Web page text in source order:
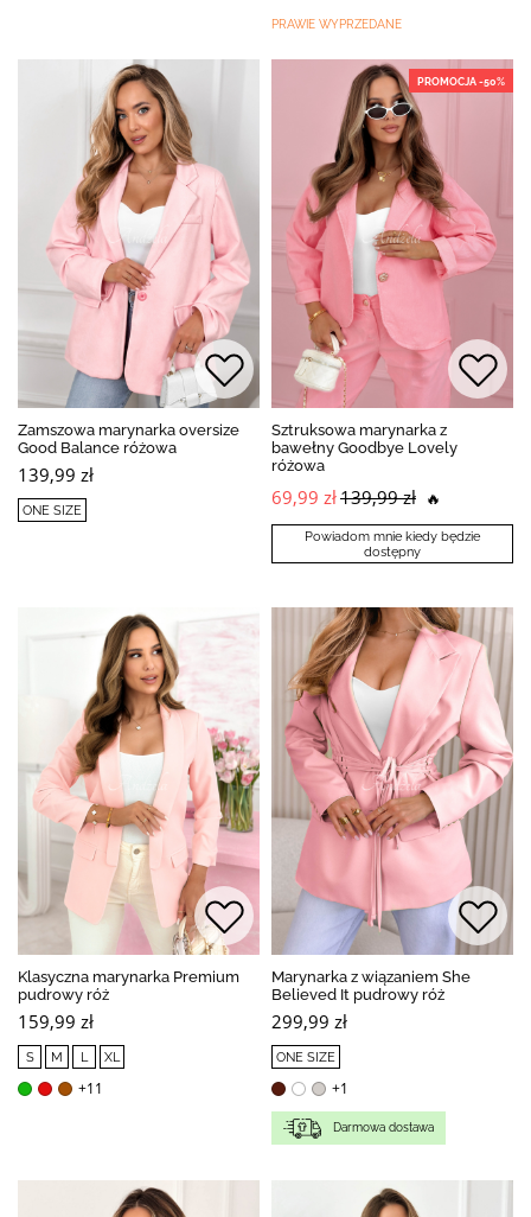
PRAWIE WYPRZEDANE
Zamszowa marynarka oversize
Good Balance różowa
139,99 zł
ONE SIZE
PROMOCJA -50%
Sztruksowa marynarka z
bawełny Goodbye Lovely
różowa
69,99 zł139,99 zł 🔥
Powiadom mnie kiedy będzie
dostępny
Klasyczna marynarka Premium
pudrowy róż
159,99 zł
S M L XL
+11
Marynarka z wiązaniem She
Believed It pudrowy róż
299,99 zł
ONE SIZE
+1
Darmowa dostawa